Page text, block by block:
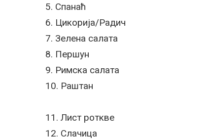
5. Спанаћ
6. Цикорија/Радич
7. Зелена салата
8. Першун
9. Римска салата
10. Раштан
11. Лист роткве
12. Слачица